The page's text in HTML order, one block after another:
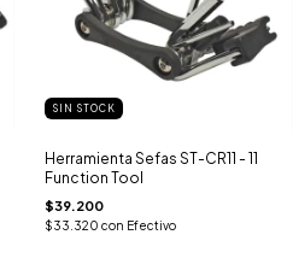
SIN STOCK
Herramienta Sefas ST-CR11 - 11
Function Tool
$39.200
$33.320 con Efectivo